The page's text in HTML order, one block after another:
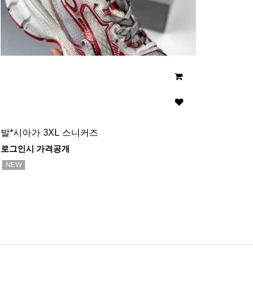
발*시아가 3XL 스니커즈
로그인시 가격공개
NEW